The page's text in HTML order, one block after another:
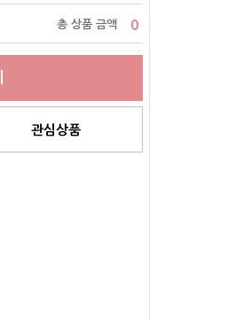
총 상품 금액 0
관심상품